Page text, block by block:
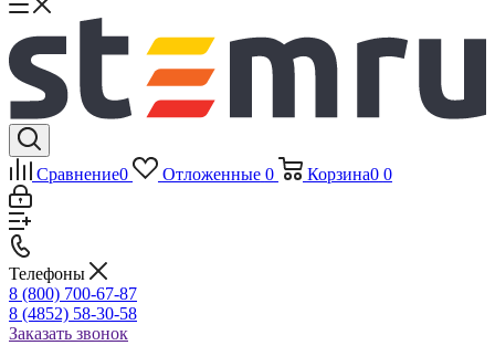
Сравнение0 Отложенные 0 Корзина0 0
Телефоны
8 (800) 700-67-87
8 (4852) 58-30-58
Заказать звонок